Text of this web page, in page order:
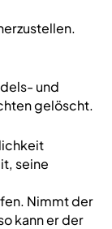
und
gelöscht.
seine
Nimmt der
kann er der